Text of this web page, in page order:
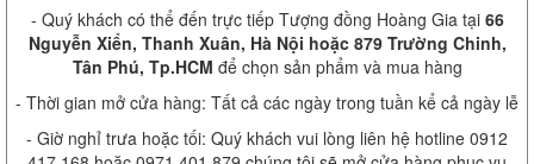
- Quý khách có thể đến trực tiếp Tượng đồng Hoàng Gia tại 66
Nguyễn Xiển, Thanh Xuân, Hà Nội hoặc 879 Trường Chinh,
Tân Phú, Tp.HCM để chọn sản phẩm và mua hàng
- Thời gian mở cửa hàng: Tất cả các ngày trong tuần kể cả ngày lễ
- Giờ nghỉ trưa hoặc tối: Quý khách vui lòng liên hệ hotline 0912